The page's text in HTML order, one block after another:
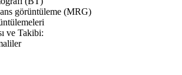
görüntüleme (MRG)
ve Takibi: